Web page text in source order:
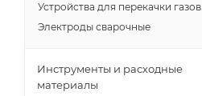
Устройства для перекачки газов
Электроды сварочные
Инструменты и расходные
материалы